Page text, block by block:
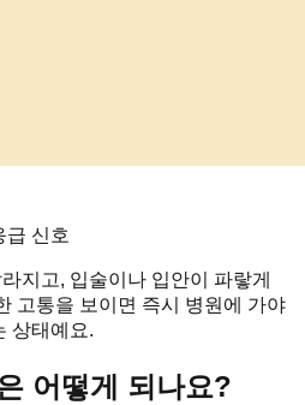
급 신호
지고, 입술이나 입안이 파랗게
고통을 보이면 즉시 병원에 가야
상태예요.
어떻게 되나요?